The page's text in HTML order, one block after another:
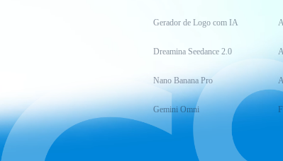
Gerador de Logo com IA
Dreamina Seedance 2.0
Nano Banana Pro
Gemini Omni